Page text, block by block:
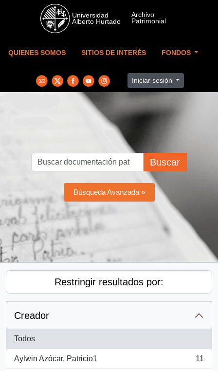
Skip to main content
QUIENES SOMOS SITIOS DE INTERÉS FONDOS
Iniciar sesión
Buscar
Búsqueda Avanzada »
Restringir resultados por:
Creador
Todos
Aylwin Azócar, Patricio1
, 11 resultados
11